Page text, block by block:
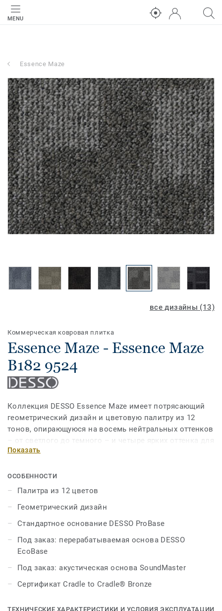
MENU
Essence Maze
все дизайны (13)
Коммерческая ковровая плитка
Essence Maze - Essence Maze
B182 9524
Коллекция DESSO Essence Maze имеет потрясающий
геометрический дизайн и цветовую палитру из 12
тонов, опирающуюся на восемь нейтральных оттенков
– от светлого до темного – и четыре ярких оттенка для
создания интересных акцентов. Спокойные
коллекции сочетаются с потрясающими красными,
зелеными и темно-синими, что дает безграничные
возможности для творчества при работе над
интерьером вашего помещения. Коллекция является
частью семейства покрытий DESSO Essence и
Essence Stripe и DESSO Essence Structure.
Показать
ОСОБЕННОСТИ
Палитра из 12 цветов
Геометрический дизайн
Стандартное основание DESSO ProBase
Под заказ: перерабатываемая основа DESSO
EcoBase
Под заказ: акустическая основа SoundMaster
Сертификат Cradle to Cradle® Bronze
ТЕХНИЧЕСКИЕ ХАРАКТЕРИСТИКИ И УСЛОВИЯ ЭКСПЛУАТАЦИИ